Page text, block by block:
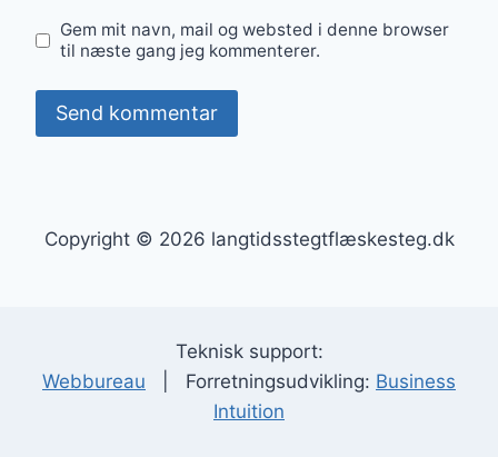
Gem mit navn, mail og websted i denne browser
til næste gang jeg kommenterer.
Copyright © 2026 langtidsstegtflæskesteg.dk
Teknisk support:
Webbureau | Forretningsudvikling: Business
Intuition